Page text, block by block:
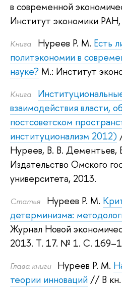
в современной
Институт экономики
Книга Нуреев Р. М. Есть
политэкономии в
науке? М.: Институт
Книга
взаимодействия власти,
постсоветском
институционализм 2012)
Нуреев, В. В. Дементьев,
Издательство Омского
университета, 2013.
Статья Нуреев Р. М.
детерминизма:
Журнал Новой
2013. Т. 17. № 1. С.
Глава книги Нуреев Р. М.
теории инноваций // В